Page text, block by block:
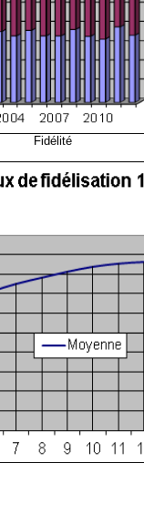
Fidélité